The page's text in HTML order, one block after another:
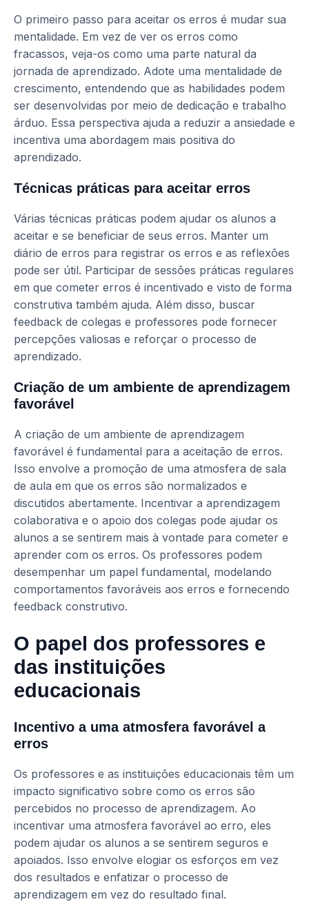
O primeiro passo para aceitar os erros é mudar sua
mentalidade. Em vez de ver os erros como
fracassos, veja-os como uma parte natural da
jornada de aprendizado. Adote uma mentalidade de
crescimento, entendendo que as habilidades podem
ser desenvolvidas por meio de dedicação e trabalho
árduo. Essa perspectiva ajuda a reduzir a ansiedade e
incentiva uma abordagem mais positiva do
aprendizado.
Técnicas práticas para aceitar erros
Várias técnicas práticas podem ajudar os alunos a
aceitar e se beneficiar de seus erros. Manter um
diário de erros para registrar os erros e as reflexões
pode ser útil. Participar de sessões práticas regulares
em que cometer erros é incentivado e visto de forma
construtiva também ajuda. Além disso, buscar
feedback de colegas e professores pode fornecer
percepções valiosas e reforçar o processo de
aprendizado.
Criação de um ambiente de aprendizagem
favorável
A criação de um ambiente de aprendizagem
favorável é fundamental para a aceitação de erros.
Isso envolve a promoção de uma atmosfera de sala
de aula em que os erros são normalizados e
discutidos abertamente. Incentivar a aprendizagem
colaborativa e o apoio dos colegas pode ajudar os
alunos a se sentirem mais à vontade para cometer e
aprender com os erros. Os professores podem
desempenhar um papel fundamental, modelando
comportamentos favoráveis aos erros e fornecendo
feedback construtivo.
O papel dos professores e
das instituições
educacionais
Incentivo a uma atmosfera favorável a
erros
Os professores e as instituições educacionais têm um
impacto significativo sobre como os erros são
percebidos no processo de aprendizagem. Ao
incentivar uma atmosfera favorável ao erro, eles
podem ajudar os alunos a se sentirem seguros e
apoiados. Isso envolve elogiar os esforços em vez
dos resultados e enfatizar o processo de
aprendizagem em vez do resultado final.